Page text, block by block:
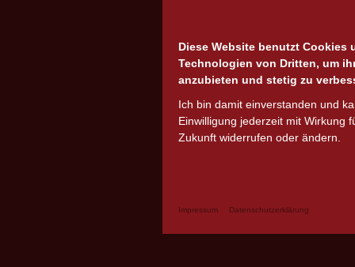
Diese Website benutzt Cookies
Technologien von Dritten, um
anzubieten und stetig zu
Ich bin damit einverstanden und
Einwilligung jederzeit mit Wirkung
Zukunft widerrufen oder ändern.
Impressum Datenschutzerklärung